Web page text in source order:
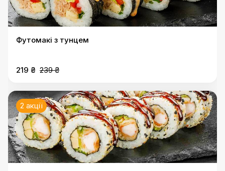
Футомакі з тунцем
219 ₴ 239 ₴
2 акції